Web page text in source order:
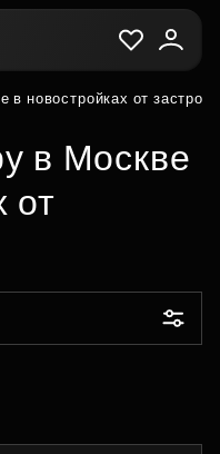
в новостройках от
в Москве
от